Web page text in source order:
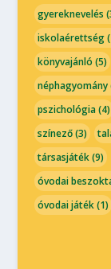
gyereknevelés
iskolaérettség
könyvajánló (5)
néphagyomány
pszichológia(4)
színező(3)
társasjáték(9)
óvodai
óvodai játék(1)